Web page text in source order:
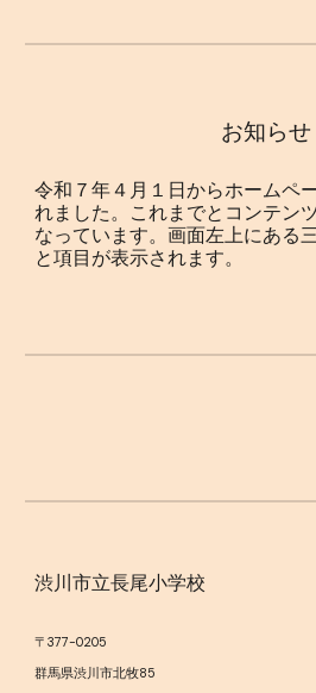
お知らせ
令和７年４月１日からホームペ
れました。これまでとコンテン
なっています。画面左上にある
と項目が表示されます。
渋川市立長尾小学校
〒377-0205
群馬県渋川市北牧85